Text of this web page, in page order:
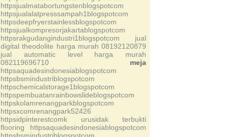
httpsjualmatabortungstenblogspotcom
httpsjualalatpresssampah1blogspotcom
httpsdeepfryerstainlessblogspotcom
httpsjualkompresorjakartablogspotcom
httpsrakgudangindustri1blogspotcom
jual
digital theodolite harga murah 08192120879
jual automatic level harga murah
082119696710
meja
httpsaquadesindonesiablogspotcom
httpsbsmindustriblogspotcom
httpschemicalstorage1blogspotcom
httpspembuatanrainbowslideblogspotcom
httpskolamrenangparkblogspotcom
httpsxcomrenangpark52426
httpsidpinterestcomk
urusidak
terbukti
flooring
httpsaquadesindonesiablogspotcom